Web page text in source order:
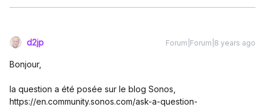
d2jp Forum|Forum|8 years ago
Bonjour,
la question a été posée sur le blog Sonos,
https://en.community.sonos.com/ask-a-question-